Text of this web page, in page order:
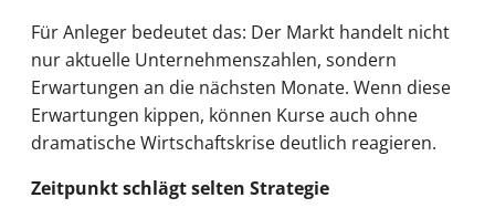
Für Anleger bedeutet das: Der Markt handelt nicht
nur aktuelle Unternehmenszahlen, sondern
Erwartungen an die nächsten Monate. Wenn diese
Erwartungen kippen, können Kurse auch ohne
dramatische Wirtschaftskrise deutlich reagieren.
Zeitpunkt schlägt selten Strategie